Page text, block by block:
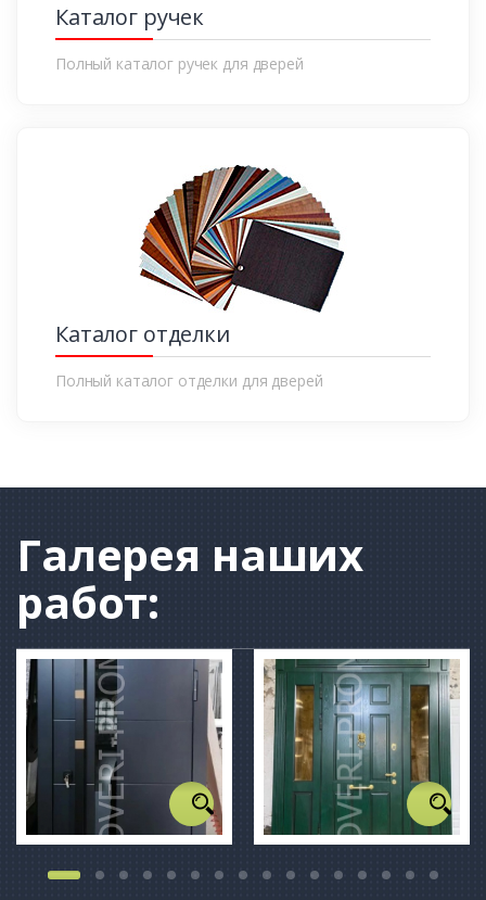
Каталог ручек
Полный каталог ручек для дверей
Каталог отделки
Полный каталог отделки для дверей
Галерея наших
работ: